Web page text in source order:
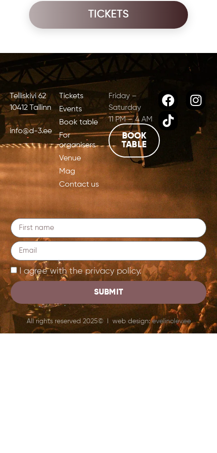
TICKETS
Friday –
Saturday
11 PM – 4 AM
BOOK
TABLE
Telliskivi 62
10412 Tallinn
info@d-3.ee
Tickets
Events
Book table
For
organisers
Venue
Mag
Contact us
I agree with the privacy policy.
SUBMIT
All rights reserved 2025© I web design:evelinolev.ee